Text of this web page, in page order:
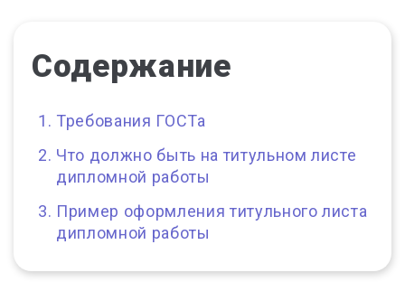
Содержание
Требования ГОСТа
Что должно быть на титульном листе
дипломной работы
Пример оформления титульного листа
дипломной работы